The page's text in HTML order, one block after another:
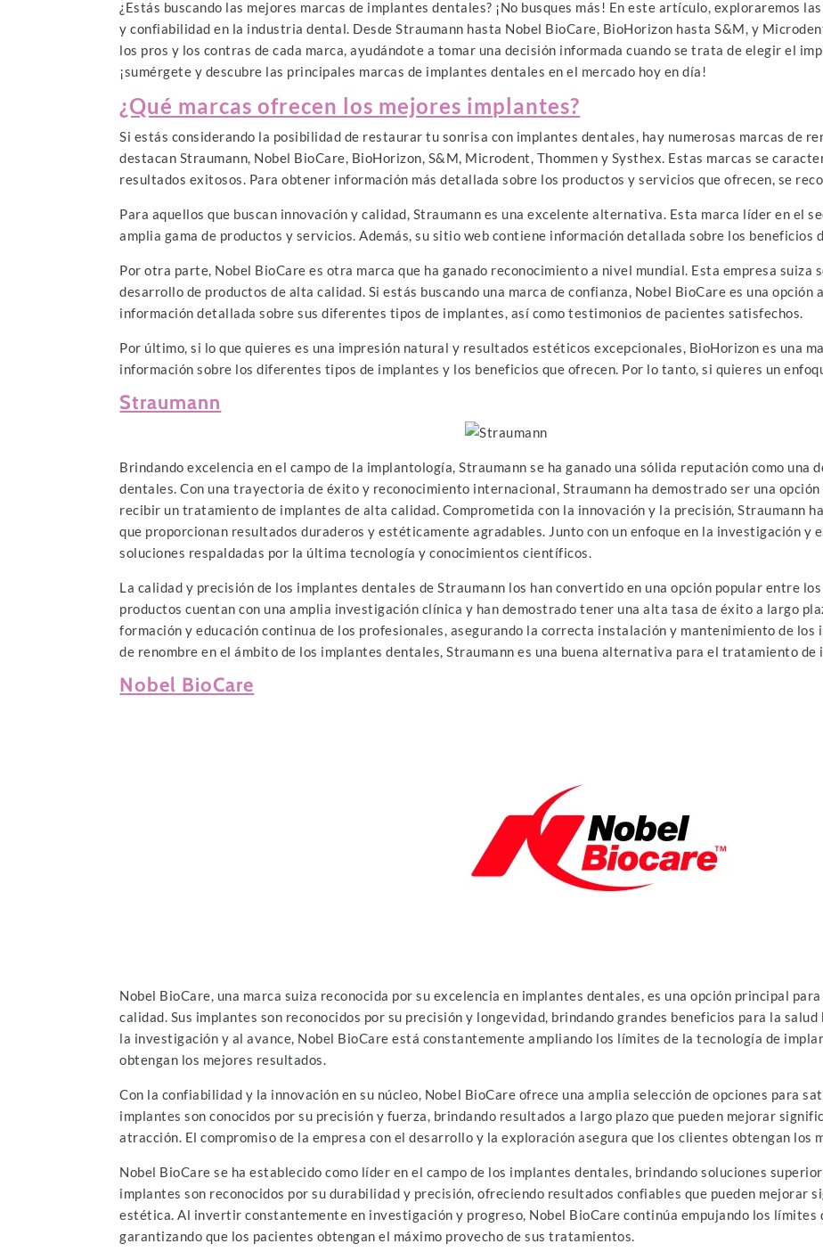
¿Estás buscando las mejores marcas de implantes dentales? ¡No busques más! En este artículo, exploraremos
y confiabilidad en la industria dental. Desde Straumann hasta Nobel BioCare, BioHorizon hasta S&M, y
los pros y los contras de cada marca, ayudándote a tomar una decisión informada cuando se trata de elegir el
¡sumérgete y descubre las principales marcas de implantes dentales en el mercado hoy en día!
¿Qué marcas ofrecen los mejores implantes?
Si estás considerando la posibilidad de restaurar tu sonrisa con implantes dentales, hay numerosas marcas de
destacan Straumann, Nobel BioCare, BioHorizon, S&M, Microdent, Thommen y Systhex. Estas marcas se
resultados exitosos. Para obtener información más detallada sobre los productos y servicios que ofrecen, se
Para aquellos que buscan innovación y calidad, Straumann es una excelente alternativa. Esta marca líder en el
amplia gama de productos y servicios. Además, su sitio web contiene información detallada sobre los beneficios
Por otra parte, Nobel BioCare es otra marca que ha ganado reconocimiento a nivel mundial. Esta empresa suiza
desarrollo de productos de alta calidad. Si estás buscando una marca de confianza, Nobel BioCare es una opción
información detallada sobre sus diferentes tipos de implantes, así como testimonios de pacientes satisfechos.
Por último, si lo que quieres es una impresión natural y resultados estéticos excepcionales, BioHorizon es una
información sobre los diferentes tipos de implantes y los beneficios que ofrecen. Por lo tanto, si quieres un
Straumann
Brindando excelencia en el campo de la implantología, Straumann se ha ganado una sólida reputación como una
dentales. Con una trayectoria de éxito y reconocimiento internacional, Straumann ha demostrado ser una
recibir un tratamiento de implantes de alta calidad. Comprometida con la innovación y la precisión, Straumann
que proporcionan resultados duraderos y estéticamente agradables. Junto con un enfoque en la investigación y
soluciones respaldadas por la última tecnología y conocimientos científicos.
La calidad y precisión de los implantes dentales de Straumann los han convertido en una opción popular entre
productos cuentan con una amplia investigación clínica y han demostrado tener una alta tasa de éxito a largo
formación y educación continua de los profesionales, asegurando la correcta instalación y mantenimiento de los
de renombre en el ámbito de los implantes dentales, Straumann es una buena alternativa para el tratamiento de
Nobel BioCare
Nobel BioCare, una marca suiza reconocida por su excelencia en implantes dentales, es una opción principal
calidad. Sus implantes son reconocidos por su precisión y longevidad, brindando grandes beneficios para la
la investigación y al avance, Nobel BioCare está constantemente ampliando los límites de la tecnología de
obtengan los mejores resultados.
Con la confiabilidad y la innovación en su núcleo, Nobel BioCare ofrece una amplia selección de opciones para
implantes son conocidos por su precisión y fuerza, brindando resultados a largo plazo que pueden mejorar
atracción. El compromiso de la empresa con el desarrollo y la exploración asegura que los clientes obtengan los
Nobel BioCare se ha establecido como líder en el campo de los implantes dentales, brindando soluciones
implantes son reconocidos por su durabilidad y precisión, ofreciendo resultados confiables que pueden mejorar
estética. Al invertir constantemente en investigación y progreso, Nobel BioCare continúa empujando los límites
garantizando que los pacientes obtengan el máximo provecho de sus tratamientos.